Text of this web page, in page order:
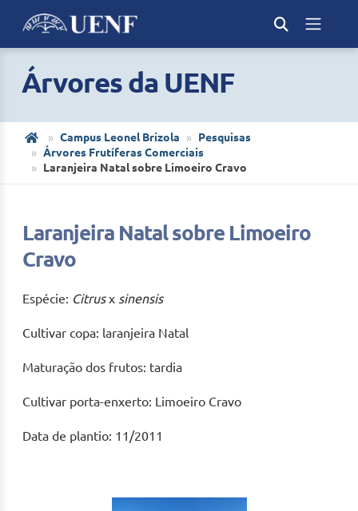
Árvores da UENF
Campus Leonel Brizola
Pesquisas
Árvores Frutíferas Comerciais
Laranjeira Natal sobre Limoeiro Cravo
Laranjeira Natal sobre Limoeiro
Cravo
Espécie: Citrusx sinensis
Cultivar copa: laranjeira Natal
Maturação dos frutos: tardia
Cultivar porta-enxerto: Limoeiro Cravo
Data de plantio: 11/2011